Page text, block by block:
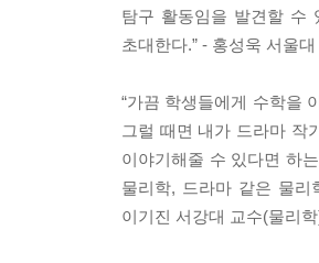
탐구 활동임을 발견할 수
초대한다.” - 홍성욱 서울
“가끔 학생들에게 수학을
그럴 때면 내가 드라마 작
이야기해줄 수 있다면 하
물리학, 드라마 같은 물
이기진 서강대 교수(물리